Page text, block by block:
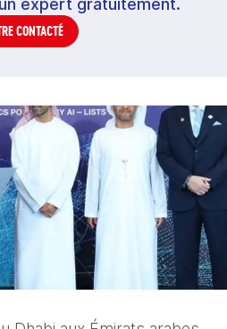
expert gratuitement.
CONTACTÉ